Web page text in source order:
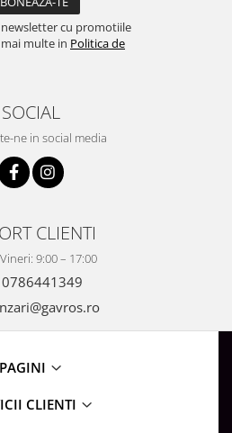
cu promotiile
multe in Politica de
SOCIAL
ne in social media
CLIENTI
9:00 – 17:00
0786441349
PAGINI
CLIENTI